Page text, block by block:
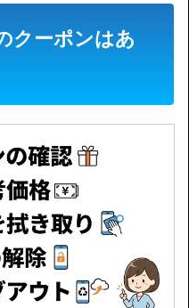
クーポンはあ